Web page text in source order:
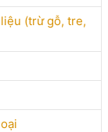
(trừ gỗ, tre,